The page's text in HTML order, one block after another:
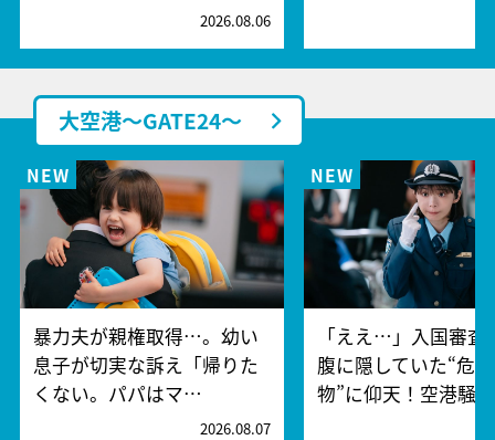
2026.08.06
大空港～GATE24～
暴力夫が親権取得…。幼い
息子が切実な訴え「帰りた
くない。パパはマ…
2026.08.07
「ええ…」入国審査
腹に隠していた“危
物”に仰天！空港騒